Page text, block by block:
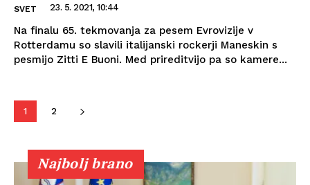
SVET 23. 5. 2021, 10:44
Na finalu 65. tekmovanja za pesem Evrovizije v
Rotterdamu so slavili italijanski rockerji Maneskin s
pesmijo Zitti E Buoni. Med prireditvijo pa so kamere...
1 2
Najbolj brano